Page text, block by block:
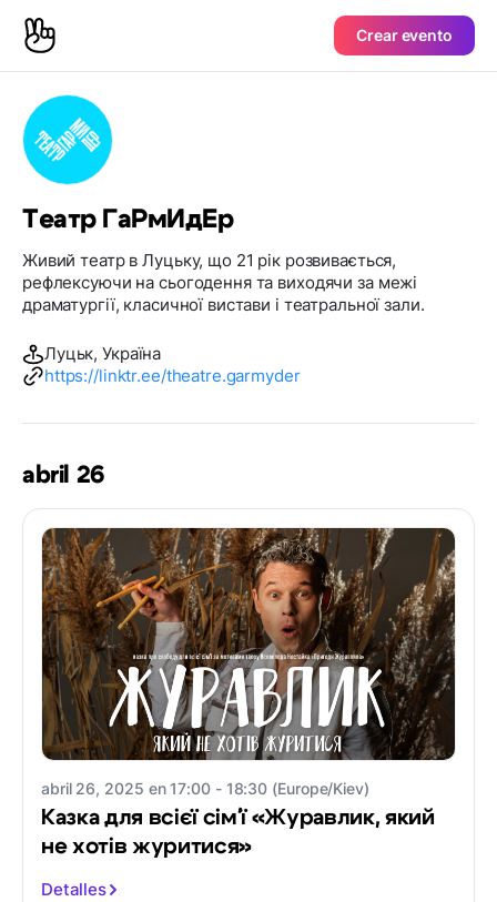
Crear evento
Театр ГаРмИдЕр
Живий театр в Луцьку, що 21 рік розвивається,
рефлексуючи на сьогодення та виходячи за межі
драматургії, класичної вистави і театральної зали.
Луцьк, Україна
https://linktr.ee/theatre.garmyder
abril 26
abril 26, 2025 en 17:00 - 18:30 (Europe/Kiev)
Казка для всієї сімʼї «Журавлик, який
не хотів журитися»
Detalles